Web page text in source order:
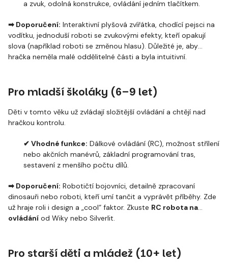
a zvuk, odolná konstrukce, ovládání jedním tlačítkem.
➡ Doporučení: Interaktivní plyšová zvířátka, chodící pejsci na
vodítku, jednoduší roboti se zvukovými efekty, kteří opakují
slova (například roboti se změnou hlasu). Důležité je, aby
hračka neměla malé oddělitelné části a byla intuitivní.
Pro mladší školáky (6–9 let)
Děti v tomto věku už zvládají složitější ovládání a chtějí nad
hračkou kontrolu.
✔ Vhodné funkce: Dálkové ovládání (RC), možnost střílení
nebo akčních manévrů, základní programování tras,
sestavení z menšího počtu dílů.
➡ Doporučení: Robotičtí bojovníci, detailně zpracovaní
dinosauři nebo roboti, kteří umí tančit a vyprávět příběhy. Zde
už hraje roli i design a „cool“ faktor. Zkuste RC robota na
ovládání od Wiky nebo Silverlit.
Pro starší děti a mládež (10+ let)